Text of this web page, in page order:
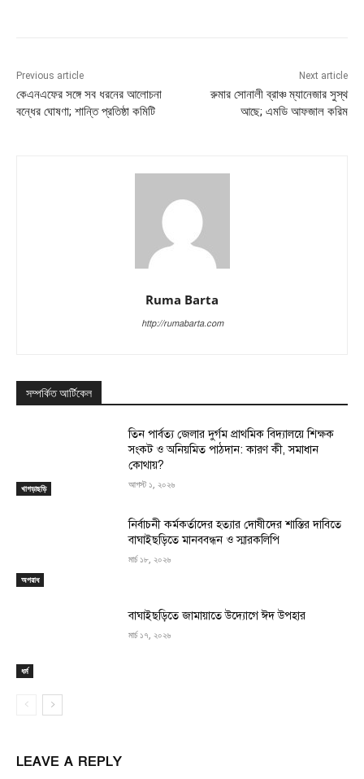
Previous article
কেএনএফের সঙ্গে সব ধরনের আলোচনা
বন্ধের ঘোষণা; শান্তি প্রতিষ্ঠা কমিটি
Next article
রুমার সোনালী ব্রাঞ্চ ম্যানেজার সুস্থ
আছে; এমডি আফজাল করিম
Ruma Barta
http://rumabarta.com
সম্পর্কিত আর্টিকেল
খাগড়াছড়ি
তিন পার্বত্য জেলার দুর্গম প্রাথমিক বিদ্যালয়ে শিক্ষক
সংকট ও অনিয়মিত পাঠদান: কারণ কী, সমাধান
কোথায়?
আগস্ট ১, ২০২৬
অপরাধ
নির্বাচনী কর্মকর্তাদের হত্যার দোষীদের শাস্তির দাবিতে
বাঘাইছড়িতে মানববন্ধন ও স্মারকলিপি
মার্চ ১৮, ২০২৬
ধর্ম
বাঘাইছড়িতে জামায়াতে উদ্যোগে ঈদ উপহার
মার্চ ১৭, ২০২৬
LEAVE A REPLY